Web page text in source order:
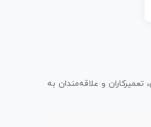
و علاقه‌مندان به